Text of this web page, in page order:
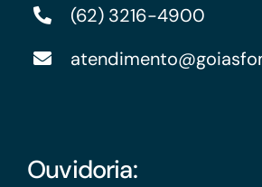
(62) 3216-4900
Ouvidoria: